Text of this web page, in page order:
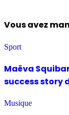
Vous avez
Sport
Maëva
success story
Musique